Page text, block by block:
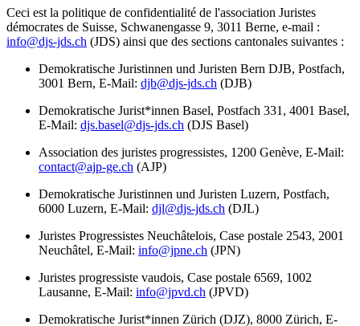
Ceci est la politique de confidentialité de l'association Juristes
démocrates de Suisse, Schwanengasse 9, 3011 Berne, e-mail :
info@djs-jds.ch (JDS) ainsi que des sections cantonales suivantes :
Demokratische Juristinnen und Juristen Bern DJB, Postfach,
3001 Bern, E-Mail: djb@djs-jds.ch (DJB)
Demokratische Jurist*innen Basel, Postfach 331, 4001 Basel,
E-Mail: djs.basel@djs-jds.ch (DJS Basel)
Association des juristes progressistes, 1200 Genève, E-Mail:
contact@ajp-ge.ch (AJP)
Demokratische Juristinnen und Juristen Luzern, Postfach,
6000 Luzern, E-Mail: djl@djs-jds.ch (DJL)
Juristes Progressistes Neuchâtelois, Case postale 2543, 2001
Neuchâtel, E-Mail: info@jpne.ch (JPN)
Juristes progressiste vaudois, Case postale 6569, 1002
Lausanne, E-Mail: info@jpvd.ch (JPVD)
Demokratische Jurist*innen Zürich (DJZ), 8000 Zürich, E-